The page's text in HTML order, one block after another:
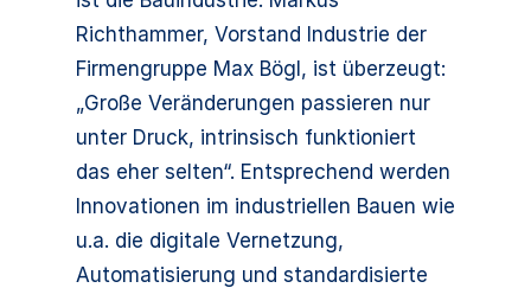
Richthammer, Vorstand Industrie der
Firmengruppe Max Bögl, ist überzeugt:
„Große Veränderungen passieren nur
unter Druck, intrinsisch funktioniert
das eher selten“. Entsprechend werden
Innovationen im industriellen Bauen wie
u.a. die digitale Vernetzung,
Automatisierung und standardisierte